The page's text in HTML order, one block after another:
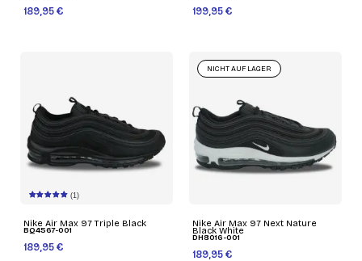
189,95 € 199,95 €
(1)
Nike Air Max 97 Triple Black
BQ4567-001
189,95 €
Nike Air Max 97 Next Nature
Black White
DH8016-001
189,95 €
NICHT AUF LAGER